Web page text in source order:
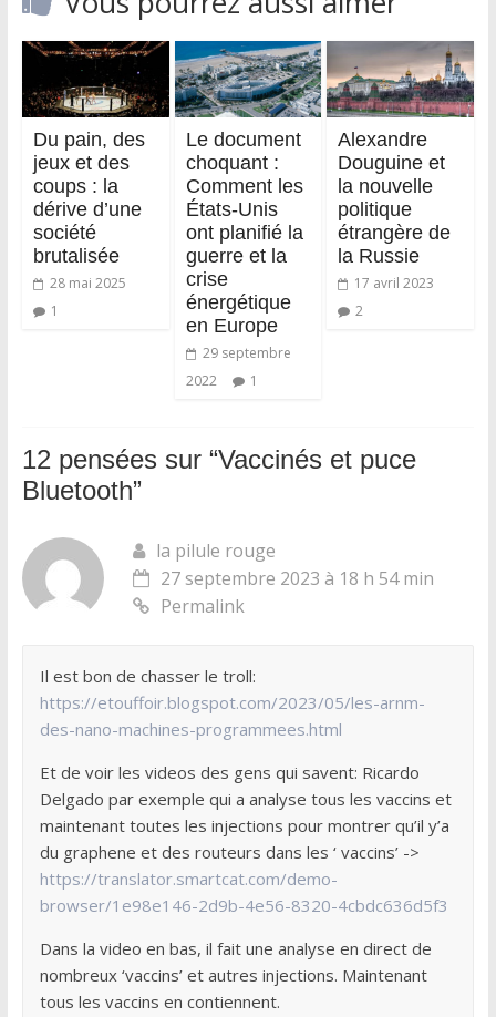
Du pain, des
jeux et des
coups : la
dérive d’une
société
brutalisée
28 mai 2025
1
Le document
choquant :
Comment les
États-Unis
ont planifié la
guerre et la
crise
énergétique
en Europe
29 septembre
2022
1
Alexandre
Douguine et
la nouvelle
politique
étrangère de
la Russie
17 avril 2023
2
12 pensées sur “Vaccinés et puce
Bluetooth”
la pilule rouge
27 septembre 2023 à 18 h 54 min
Permalink
Il est bon de chasser le troll:
https://etouffoir.blogspot.com/2023/05/les-arnm-
des-nano-machines-programmees.html
Et de voir les videos des gens qui savent: Ricardo
Delgado par exemple qui a analyse tous les vaccins et
maintenant toutes les injections pour montrer qu’il y’a
du graphene et des routeurs dans les ‘ vaccins’ ->
https://translator.smartcat.com/demo-
browser/1e98e146-2d9b-4e56-8320-4cbdc636d5f3
Dans la video en bas, il fait une analyse en direct de
nombreux ‘vaccins’ et autres injections. Maintenant
tous les vaccins en contiennent.